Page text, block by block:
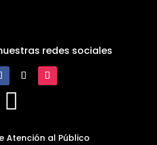
redes sociales

Atención al Público